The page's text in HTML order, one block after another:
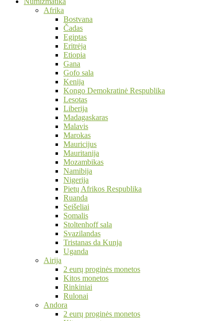
Afrika
Bostvana
Čadas
Egiptas
Eritrėja
Etiopia
Gana
Gofo sala
Kenija
Kongo Demokratinė Respublika
Lesotas
Liberija
Madagaskaras
Malavis
Marokas
Mauricijus
Mauritanija
Mozambikas
Namibija
Nigerija
Pietų Afrikos Respublika
Ruanda
Seišeliai
Somalis
Stoltenhoff sala
Svazilandas
Tristanas da Kunja
Uganda
Airija
2 eurų proginės monetos
Kitos monetos
Rinkiniai
Rulonai
Andora
2 eurų proginės monetos